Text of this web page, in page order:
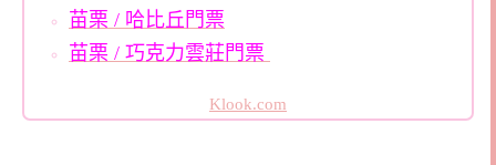
苗栗 / 哈比丘門票
苗栗 / 巧克力雲莊門票
Klook.com